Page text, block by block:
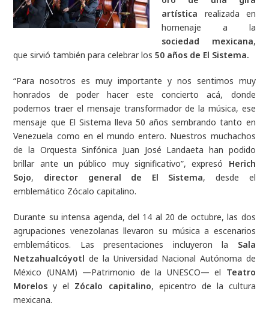
artística realizada en
homenaje a la
sociedad mexicana,
que sirvió también para celebrar los50 años de El Sistema.
“Para nosotros es muy importante y nos sentimos muy
honrados de poder hacer este concierto acá, donde
podemos traer el mensaje transformador de la música, ese
mensaje que El Sistema lleva 50 años sembrando tanto en
Venezuela como en el mundo entero. Nuestros muchachos
de la Orquesta Sinfónica Juan José Landaeta han podido
brillar ante un público muy significativo”, expresó Herich
Sojo, director general de El Sistema, desde el
emblemático Zócalo capitalino.
Durante su intensa agenda, del 14 al 20 de octubre, las dos
agrupaciones venezolanas llevaron su música a escenarios
emblemáticos. Las presentaciones incluyeron la Sala
Netzahualcóyotlde la Universidad Nacional Autónoma de
México (UNAM) —Patrimonio de la UNESCO— el Teatro
Morelosy el Zócalo capitalino, epicentro de la cultura
mexicana.